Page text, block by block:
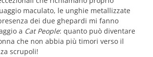
maculato, le unghie metallizzate
dei due ghepardi mi fanno
a Cat People: quanto può diventare
che non abbia più timori verso il
scrupoli!